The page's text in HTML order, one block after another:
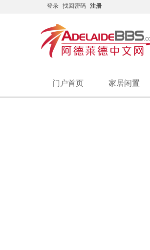
登录 找回密码 注册
门户首页 家居闲置